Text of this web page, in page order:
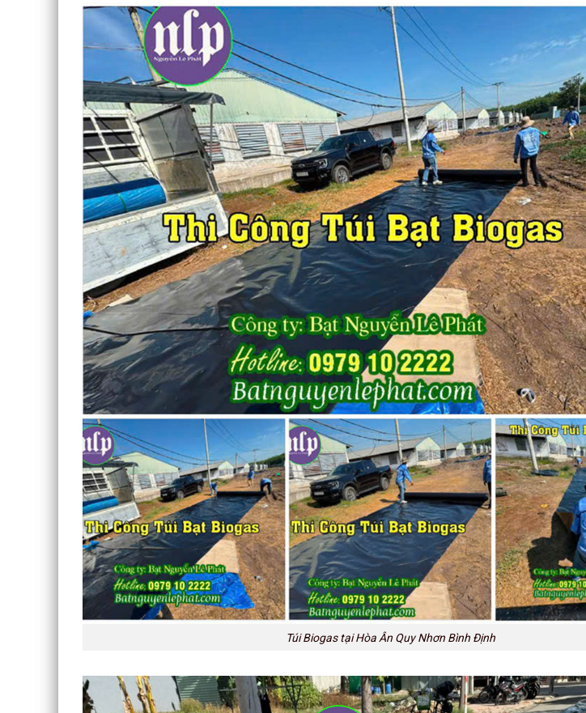
Túi Biogas tại Hòa Ân Quy Nhơn Bình Định